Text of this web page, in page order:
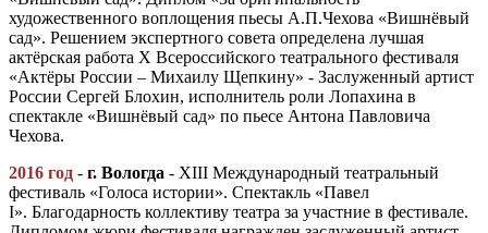
художественного воплощения пьесы А.П.Чехова «Вишнёвый
сад». Решением экспертного совета определена лучшая
актёрская работа X Всероссийского театрального фестиваля
«Актёры России – Михаилу Щепкину» - Заслуженный артист
России Сергей Блохин, исполнитель роли Лопахина в
спектакле «Вишнёвый сад» по пьесе Антона Павловича
Чехова.
2016 год - г. Вологда - XIII Международный театральный
фестиваль «Голоса истории». Спектакль «Павел
I». Благодарность коллективу театра за участние в фестивале.